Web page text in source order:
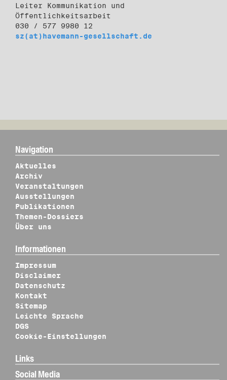
Leiter Kommunikation und
Öffentlichkeitsarbeit
030 / 577 9980 12
sz(at)havemann-gesellschaft.de
Navigation
Aktuelles
Archiv
Veranstaltungen
Ausstellungen
Publikationen
Themen-Dossiers
Über uns
Informationen
Impressum
Disclaimer
Datenschutz
Kontakt
Sitemap
Leichte Sprache
DGS
Cookie-Einstellungen
Links
Social Media